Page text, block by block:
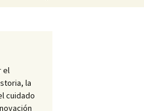
Index ICS
el
la
cuidado